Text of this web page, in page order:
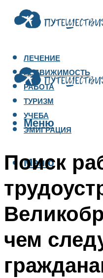
ЛЕЧЕНИЕ
НЕДВИЖИМОСТЬ
РАБОТА
ТУРИЗМ
УЧЕБА
ЭМИГРАЦИЯ
Меню
Меню
Поиск
чем